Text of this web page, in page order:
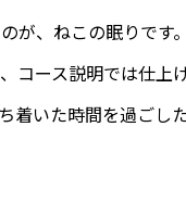
が、ねこの眠りです
コース説明では仕上
着いた時間を過ごし